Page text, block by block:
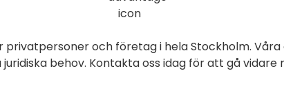
och företag i hela Stockholm.
behov. Kontakta oss idag för att gå